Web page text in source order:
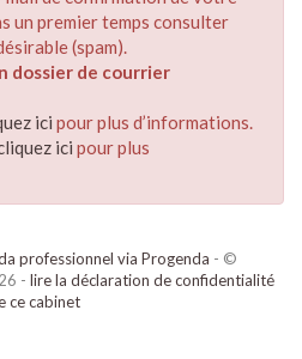
un premier temps consulter
(spam).
dossier de courrier
ici pour plus d’informations.
ici pour plus
professionnel via Progenda - ©
- lire la déclaration de confidentialité
ce cabinet